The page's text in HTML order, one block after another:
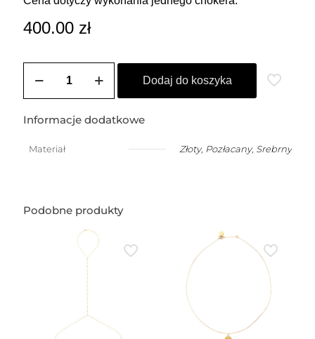
400.00 zł
ZOZO
Choker
przywieszką
w
cm)
Dodaj do koszyka
Informacje dodatkowe
Materiał Złoty, Pozłacany, Srebrny
Podobne produkty